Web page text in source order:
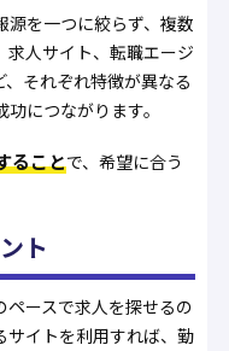
源を一つに絞らず、複数
求人サイト、転職エージ
それぞれ特徴が異なる
につながります。
ることで、希望に合う
ト
ースで求人を探せるの
サイトを利用すれば、勤